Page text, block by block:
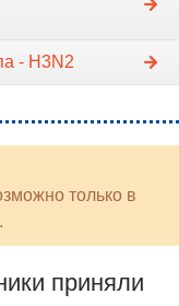
- H3N2
только в
приняли